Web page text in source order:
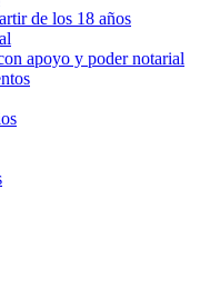
de los 18 años
apoyo y poder notarial